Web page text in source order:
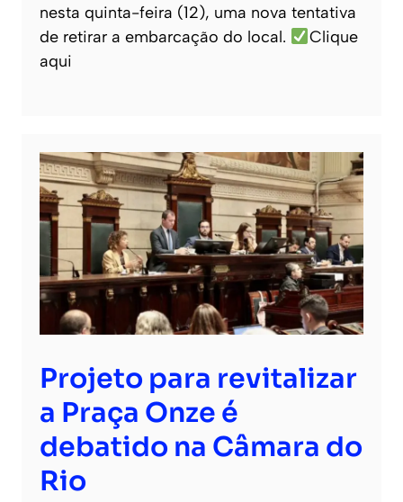
nesta quinta-feira (12), uma nova tentativa
de retirar a embarcação do local.
Clique
aqui
Projeto para revitalizar
a Praça Onze é
debatido na Câmara do
Rio